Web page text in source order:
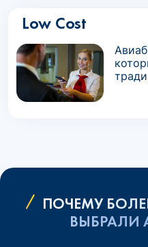
Low Cost
ПОЧЕМУ
ВЫБРАЛИ